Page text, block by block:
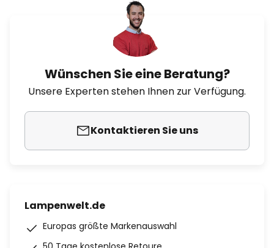
Wünschen Sie eine Beratung?
Unsere Experten stehen Ihnen zur Verfügung.
Kontaktieren Sie uns
Lampenwelt.de
Europas größte Markenauswahl